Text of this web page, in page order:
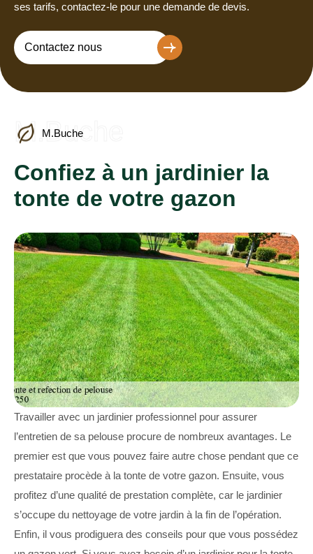
ses tarifs, contactez-le pour une demande de devis.
Contactez nous
M.Buche
M.Buche
Confiez à un jardinier la
tonte de votre gazon
Travailler avec un jardinier professionnel pour assurer
l’entretien de sa pelouse procure de nombreux avantages. Le
premier est que vous pouvez faire autre chose pendant que ce
prestataire procède à la tonte de votre gazon. Ensuite, vous
profitez d’une qualité de prestation complète, car le jardinier
s’occupe du nettoyage de votre jardin à la fin de l’opération.
Enfin, il vous prodiguera des conseils pour que vous possédez